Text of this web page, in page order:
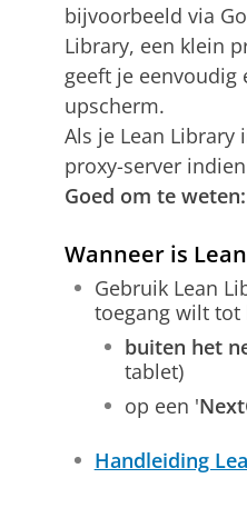
bijvoorbeeld via
Library, een klein
geeft je eenvoudig
upscherm.
Als je Lean
proxy-server
Goed om te
Wanneer is
Gebruik Lean
toegang wilt
buiten het
tablet)
op een '
Handleiding